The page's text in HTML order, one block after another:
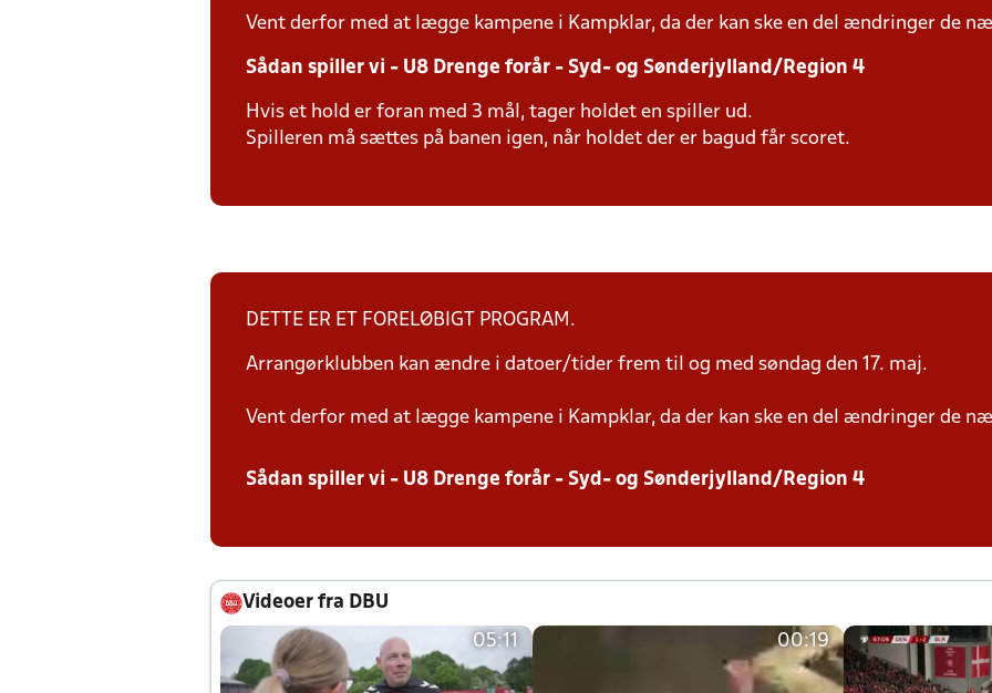
Vent derfor med at lægge kampene i Kampklar, da der kan ske en del ændringer de
Sådan spiller vi - U8 Drenge forår - Syd- og Sønderjylland/Region 4
Hvis et hold er foran med 3 mål, tager holdet en spiller ud.
Spilleren må sættes på banen igen, når holdet der er bagud får scoret.
DETTE ER ET FORELØBIGT PROGRAM.
Arrangørklubben kan ændre i datoer/tider frem til og med søndag den 17. maj.
Vent derfor med at lægge kampene i Kampklar, da der kan ske en del ændringer de
Sådan spiller vi - U8 Drenge forår - Syd- og Sønderjylland/Region 4
Videoer fra DBU
05:11 00:19